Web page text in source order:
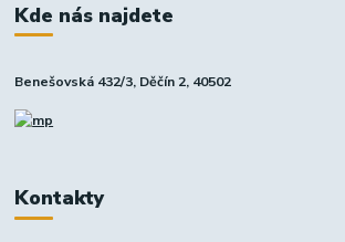
Kde nás najdete
Benešovská 432/3, Děčín 2, 40502
Kontakty